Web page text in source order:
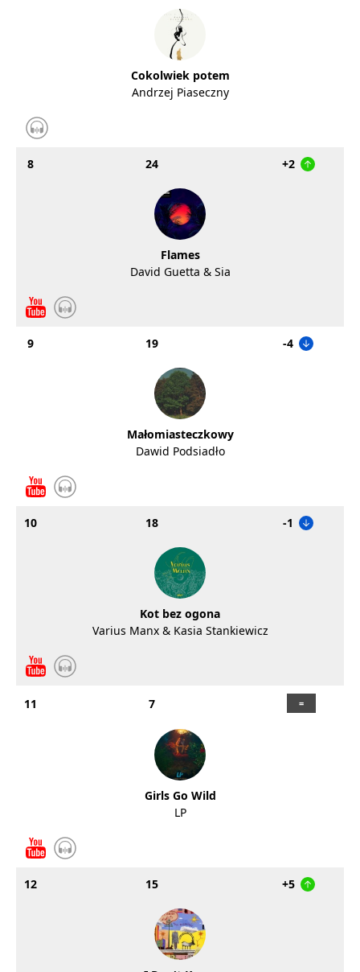
Cokolwiek potem
Andrzej Piaseczny
8 24 +2
Flames
David Guetta & Sia
9 19 -4
Małomiasteczkowy
Dawid Podsiadło
10 18 -1
Kot bez ogona
Varius Manx & Kasia Stankiewicz
11 7
Girls Go Wild
LP
12 15 +5